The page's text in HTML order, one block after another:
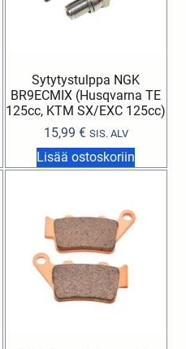
Sytytystulppa NGK
BR9ECMIX (Husqvarna TE
125cc, KTM SX/EXC 125cc)
15,99 € SIS. ALV
Lisää ostoskoriin